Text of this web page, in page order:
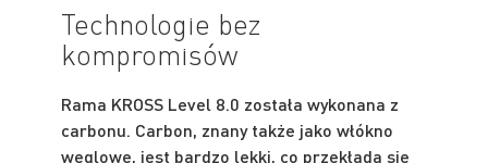
Technologie bez
kompromisów
Rama KROSS Level 8.0 została wykonana z
carbonu. Carbon, znany także jako włókno
węglowe, jest bardzo lekki, co przekłada się